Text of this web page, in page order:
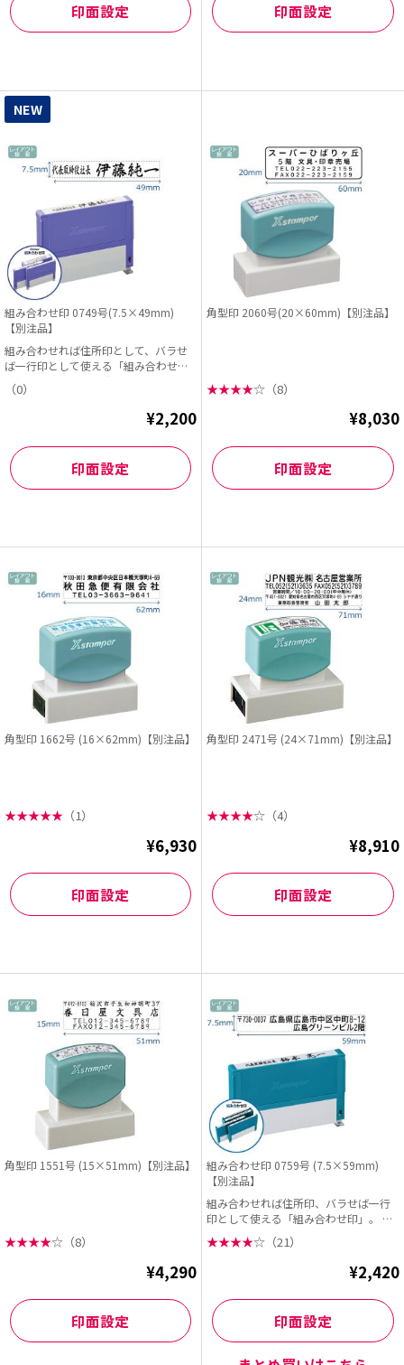
印面設定 印面設定
NEW
組み合わせ印 0749号(7.5×49mm)
【別注品】
組み合わせれば住所印として、バラせ
ば一行印として使える「組み合わせ
印」に、49mm幅が登...
（0）
¥2,200
印面設定
角型印 2060号(20×60mm)【別注品】
★★★★☆ （8）
¥8,030
印面設定
角型印 1662号 (16×62mm)【別注品】
★★★★★ （1）
¥6,930
印面設定
角型印 2471号 (24×71mm)【別注品】
★★★★☆ （4）
¥8,910
印面設定
角型印 1551号 (15×51mm)【別注品】
★★★★☆ （8）
¥4,290
印面設定
組み合わせ印 0759号 (7.5×59mm)
【別注品】
組み合わせれば住所印、バラせば一行
印として使える「組み合わせ印」。 異
なるサイズを連結...
★★★★☆ （21）
¥2,420
印面設定